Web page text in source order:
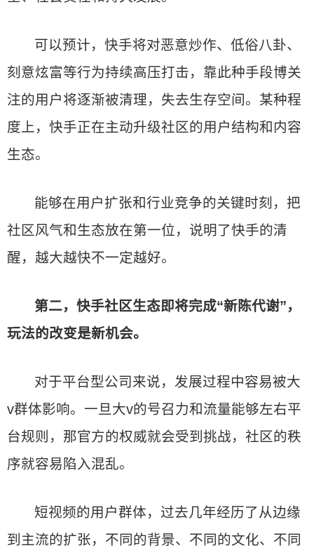
可以预计，快手将对恶意炒作、低俗八卦、
刻意炫富等行为持续高压打击，靠此种手段博关
注的用户将逐渐被清理，失去生存空间。某种程
度上，快手正在主动升级社区的用户结构和内容
生态。
能够在用户扩张和行业竞争的关键时刻，把
社区风气和生态放在第一位，说明了快手的清
醒，越大越快不一定越好。
第二，快手社区生态即将完成“新陈代谢”，
玩法的改变是新机会。
对于平台型公司来说，发展过程中容易被大
v群体影响。一旦大v的号召力和流量能够左右平
台规则，那官方的权威就会受到挑战，社区的秩
序就容易陷入混乱。
短视频的用户群体，过去几年经历了从边缘
到主流的扩张，不同的背景、不同的文化、不同